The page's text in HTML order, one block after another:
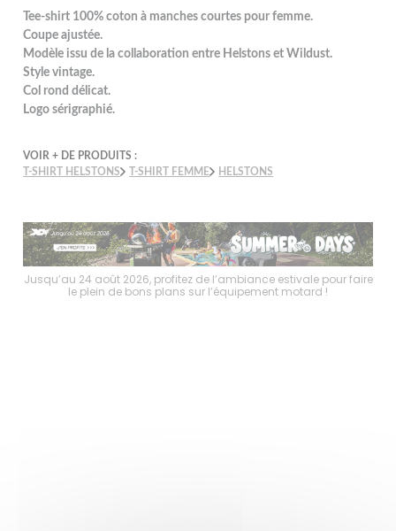
Tee-shirt 100% coton à manches courtes pour femme.
Coupe ajustée.
Modèle issu de la collaboration entre Helstons et Wildust.
Style vintage.
Col rond délicat.
Logo sérigraphié.
VOIR + DE PRODUITS :
T-SHIRT HELSTONS
T-SHIRT FEMME HELSTONS
Jusqu’au 24 août 2026, profitez de l’ambiance estivale pour faire
le plein de bons plans sur l’équipement motard !